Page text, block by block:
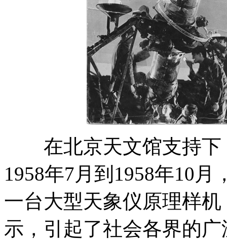
在北京天文馆支持下
1958年7月到1958年10
一台大型天象仪原理样
示，引起了社会各界的